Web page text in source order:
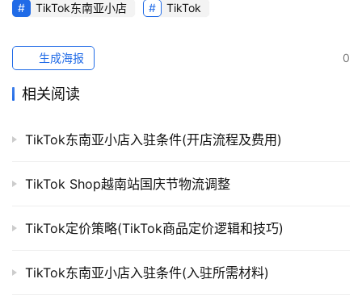
TikTok东南亚小店 TikTok
0
生成海报
相关阅读
TikTok东南亚小店入驻条件(开店流程及费用)
TikTok Shop越南站国庆节物流调整
TikTok定价策略(TikTok商品定价逻辑和技巧)
TikTok东南亚小店入驻条件(入驻所需材料)